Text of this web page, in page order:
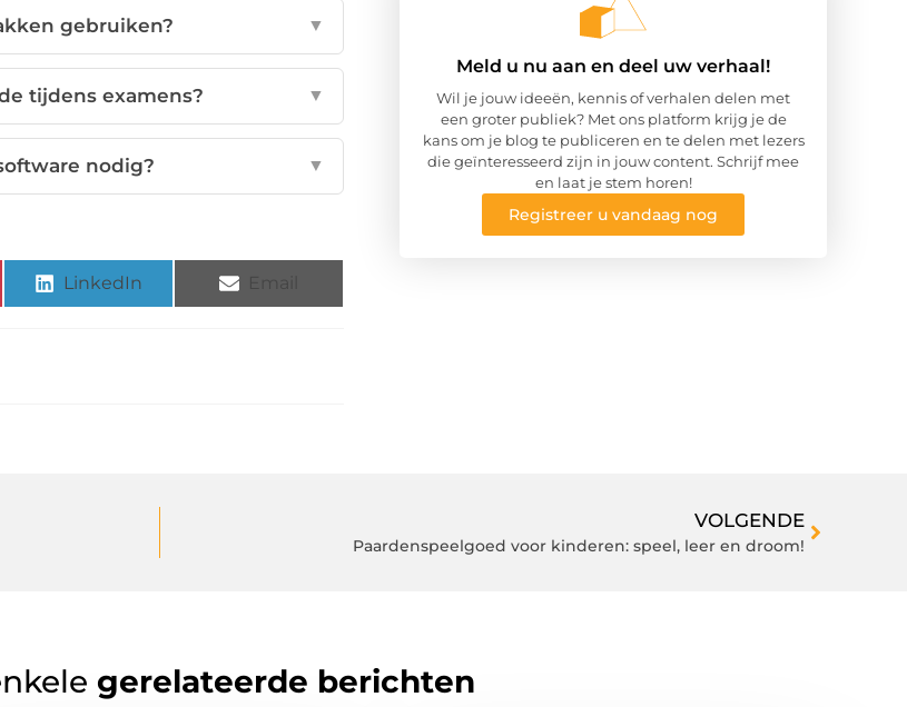
gebruiken? ▼
tijdens examens? ▼
nodig? ▼
LinkedIn
Meld u nu aan en deel uw verhaal!
Wil je jouw ideeën, kennis of verhalen delen met
een groter publiek? Met ons platform krijg je de
kans om je blog te publiceren en te delen met lezers
die geïnteresseerd zijn in jouw content. Schrijf mee
en laat je stem horen!
Registreer u vandaag nog
VOLGENDE
Paardenspeelgoed voor kinderen: speel, leer en droom!
gerelateerde berichten